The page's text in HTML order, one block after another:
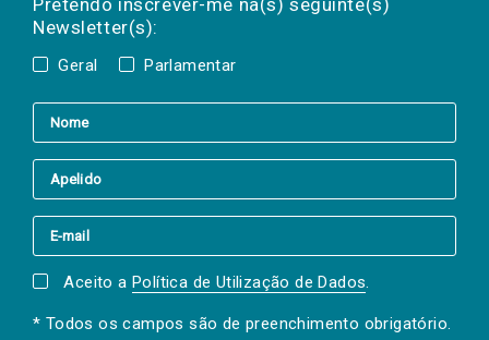
Pretendo inscrever-me na(s) seguinte(s)
Newsletter(s):
Geral Parlamentar
Aceito a Política de Utilização de Dados.
* Todos os campos são de preenchimento obrigatório.